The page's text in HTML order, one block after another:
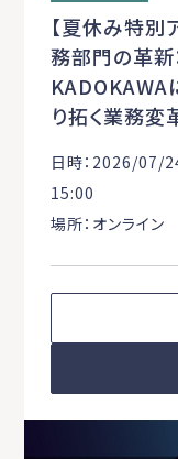
【夏休み特別
務部門の革新
KADOKAWA
り拓く業務変
日時：2026/07/
15:00
場所：オンライン